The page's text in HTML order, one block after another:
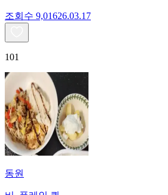
조회수 9,01626.03.17
101
동원